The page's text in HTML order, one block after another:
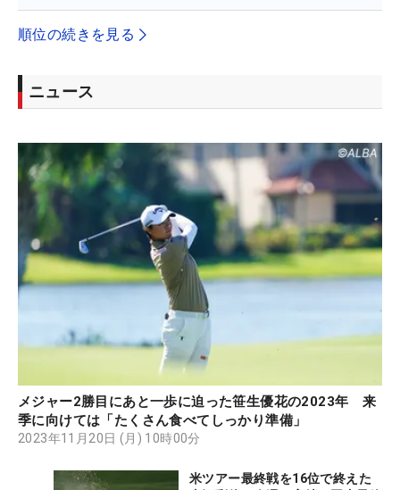
順位の続きを見る
ニュース
メジャー2勝目にあと一歩に迫った笹生優花の2023年 来
季に向けては「たくさん食べてしっかり準備」
2023年11月20日 (月) 10時00分
米ツアー最終戦を16位で終えた